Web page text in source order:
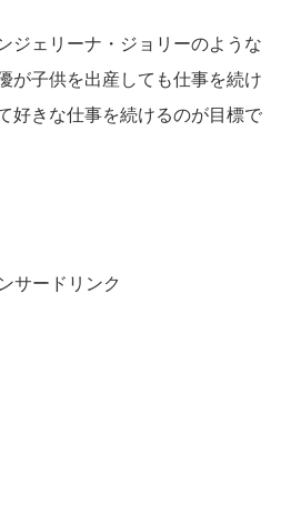
ジェリーナ・ジョリーのような
が子供を出産しても仕事を続け
好きな仕事を続けるのが目標で
サードリンク